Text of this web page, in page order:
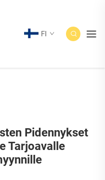
FI
Pidennykset
Tarjoavalle